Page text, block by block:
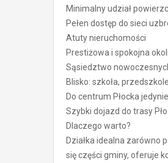
Minimalny udział
Pełen dostęp do sieci
Atuty nieruchomości
Prestiżowa i spokojna
Sąsiedztwo
Blisko: szkoła,
Do centrum Płocka
Szybki dojazd do trasy
Dlaczego warto?
Działka idealna zarówno
się części gminy, oferuje